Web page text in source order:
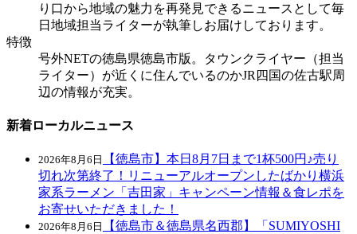
り口から地域の魅力を再発見できるニュースとして毎
日地域担当ライターが執筆しお届けしております。
特徴
号外NETの徳島県徳島市版。タウンクライヤー（担当
ライター）が近くに住んでいるのかJR四国の佐古駅周
辺の情報が充実。
新着ローカルニュース
2026年8月6日
【徳島市】本日8月7日まで1杯500円♪売り
切れ次第終了！リニューアルオープンしたばかり横浜
家系ラーメン「吉田家」キャンペーン情報＆食レポを
お寄せいただきました！
2026年8月6日
【徳島市＆徳島県名西郡】「SUMIYOSHI